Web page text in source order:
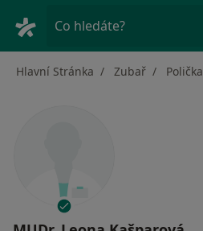
Co hledáte?
Hlavní Stránka Zubař Polička